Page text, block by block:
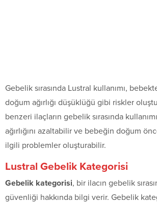
Gebelik sırasında Lustral kullanımı,
doğum ağırlığı düşüklüğü gibi riskler
benzeri ilaçların gebelik sırasında
ağırlığını azaltabilir ve bebeğin doğum
ilgili problemler oluşturabilir.
Lustral Gebelik Kategorisi
Gebelik kategorisi, bir ilacın gebelik
güvenliği hakkında bilgi verir. Gebelik